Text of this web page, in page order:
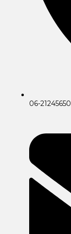
06-21245650